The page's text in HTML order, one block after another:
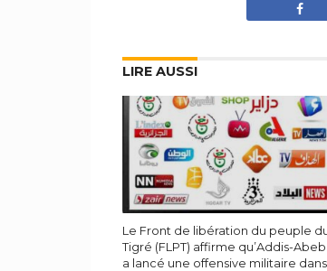
LIRE AUSSI
Le Front de libération du peuple
Tigré (FLPT) affirme qu’Addis-
a lancé une offensive militaire dans